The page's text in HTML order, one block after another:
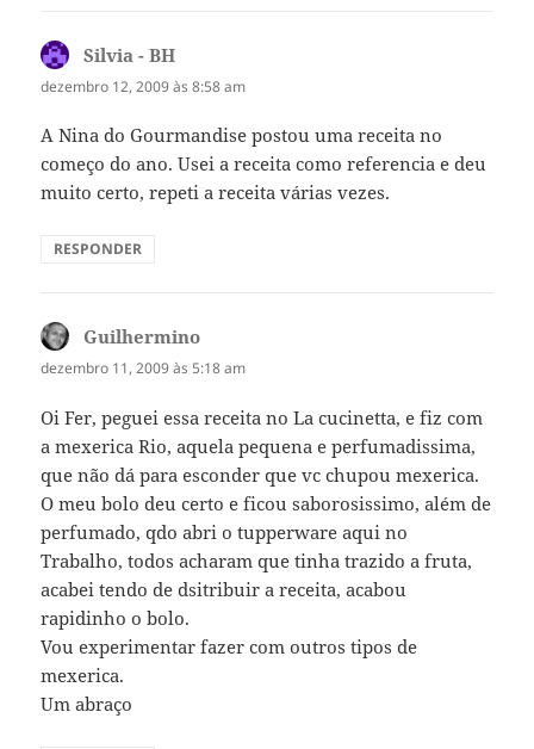
Silvia - BH
dezembro 12, 2009 às 8:58 am
A Nina do Gourmandise postou uma receita no
começo do ano. Usei a receita como referencia e deu
muito certo, repeti a receita várias vezes.
RESPONDER
Guilhermino
dezembro 11, 2009 às 5:18 am
Oi Fer, peguei essa receita no La cucinetta, e fiz com
a mexerica Rio, aquela pequena e perfumadissima,
que não dá para esconder que vc chupou mexerica.
O meu bolo deu certo e ficou saborosissimo, além de
perfumado, qdo abri o tupperware aqui no
Trabalho, todos acharam que tinha trazido a fruta,
acabei tendo de dsitribuir a receita, acabou
rapidinho o bolo.
Vou experimentar fazer com outros tipos de
mexerica.
Um abraço